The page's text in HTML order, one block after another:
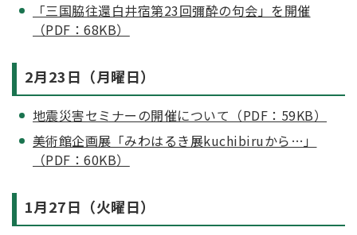
「三国脇往還白井宿第23回彌酔の句会」を開催
（PDF：68KB）
2月23日（月曜日）
地震災害セミナーの開催について（PDF：59KB）
美術館企画展「みわはるき展kuchibiruから…」
（PDF：60KB）
1月27日（火曜日）